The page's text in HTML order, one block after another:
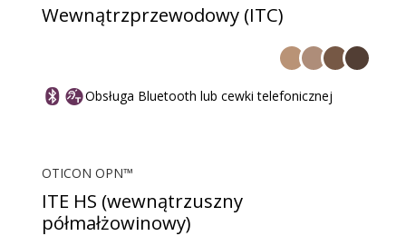
Wewnątrzprzewodowy (ITC)
Obsługa Bluetooth lub cewki telefonicznej
OTICON OPN™
ITE HS (wewnątrzuszny
półmałżowinowy)